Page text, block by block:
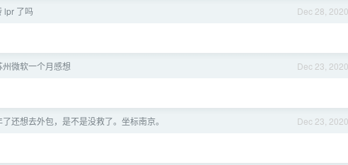
Dec 28, 2020
lpr 了吗
Dec 23, 2020
州微软一个月感想
Dec 23, 2020
了还想去外包，是不是没救了。坐标南京。